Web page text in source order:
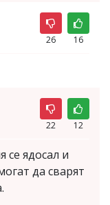
26 16
22 12
ядосал и
да сварят